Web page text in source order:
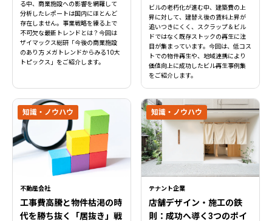
る中、商業施設への影響を網羅して
分析したレポートは国内にほとんど
存在しません。事業戦略を練る上で
不可欠な最新トレンドとは？今回は
ザイマックス総研「今後の商業施設
のあり方 メガトレンドからみる10大
トピックス」をご紹介します。
ビルの老朽化が進む中、建築費の上
昇に対して、建替え後の賃料上昇が
追いつきにくく、スクラップ＆ビル
ドではなく既存ストックの再生に注
目が集まっています。今回は、低コス
トでの物件再生や、地域連携により
価値向上に成功したビル再生事例集
をご紹介します。
不動産会社
工事費高騰と物件枯渇の時
代を勝ち抜く「居抜き」戦
知識・ノウハウ
テナント企業
店舗デザイン・施工の鉄
則：成功へ導く3つのポイ
知識・ノウハウ